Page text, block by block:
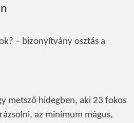
– bizonyítvány osztás a
metsző hidegben, aki 23 fokos
az minimum mágus,